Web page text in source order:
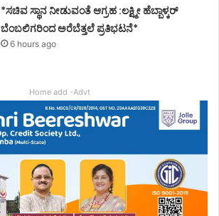
*ಸಚಿವ ಸ್ಥಾನ ನೀಡುವಂತೆ ಆಗ್ರಹ :ಲಕ್ಷ್ಮೀ ಹೆಬ್ಬಾಳ್ಕರ್
ಬೆಂಬಲಿಗರಿಂದ ಅರೆಬೆತ್ತಲೆ ಪ್ರತಿಭಟನೆ*
6 hours ago
Home add -Advt